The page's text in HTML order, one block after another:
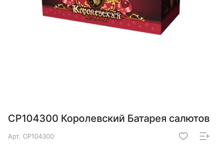
СР104300 Королевский Батарея салютов
Арт. СР104300